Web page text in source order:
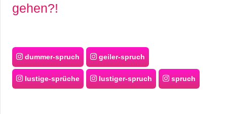
gehen?!
dummer-spruch geiler-spruch
lustige-sprüche lustiger-spruch spruch